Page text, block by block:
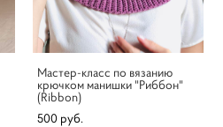
Мастер-класс по вязанию
крючком манишки "Риббон"
(Ribbon)
500 pуб.